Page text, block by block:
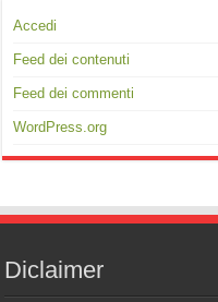
Accedi
Feed dei contenuti
Feed dei commenti
WordPress.org
Diclaimer